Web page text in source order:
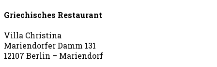
Griechisches Restaurant
Villa Christina
Mariendorfer Damm 131
12107 Berlin – Mariendorf